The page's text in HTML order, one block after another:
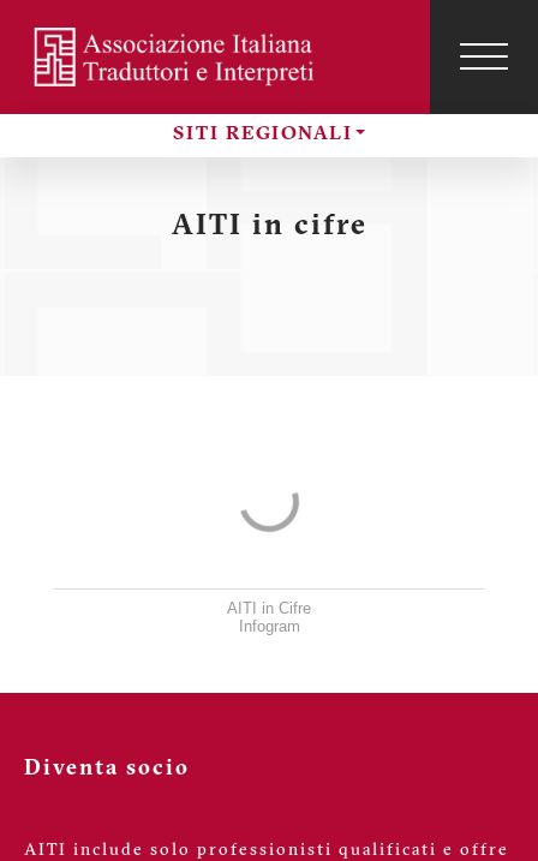
contenuto
principale
Sezioni
SITI REGIONALI
profilo
utente
AITI in cifre
AITI in Cifre
Infogram
Diventa socio
AITI include solo professionisti qualificati e offre